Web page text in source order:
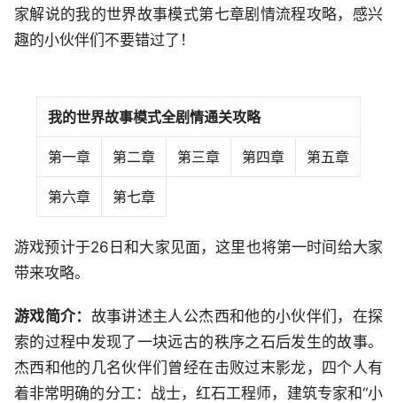
家解说的我的世界故事模式第七章剧情流程攻略，感兴
趣的小伙伴们不要错过了！
我的世界故事模式全剧情通关攻略
第一章 第二章 第三章 第四章‍ 第五章
第六章 第七章
游戏预计于26日和大家见面，这里也将第一时间给大家
带来攻略。
游戏简介： 故事讲述主人公杰西和他的小伙伴们，在探
索的过程中发现了一块远古的秩序之石后发生的故事。
杰西和他的几名伙伴们曾经在击败过末影龙，四个人有
着非常明确的分工：战士，红石工程师，建筑专家和“小